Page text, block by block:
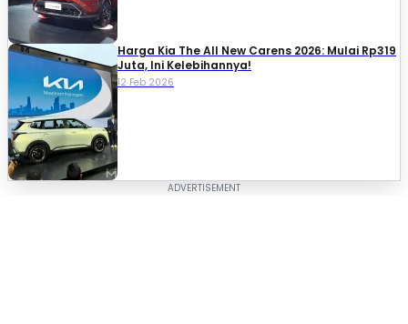
Harga Kia The All New Carens 2026: Mulai Rp319
Juta, Ini Kelebihannya!
12 Feb 2026